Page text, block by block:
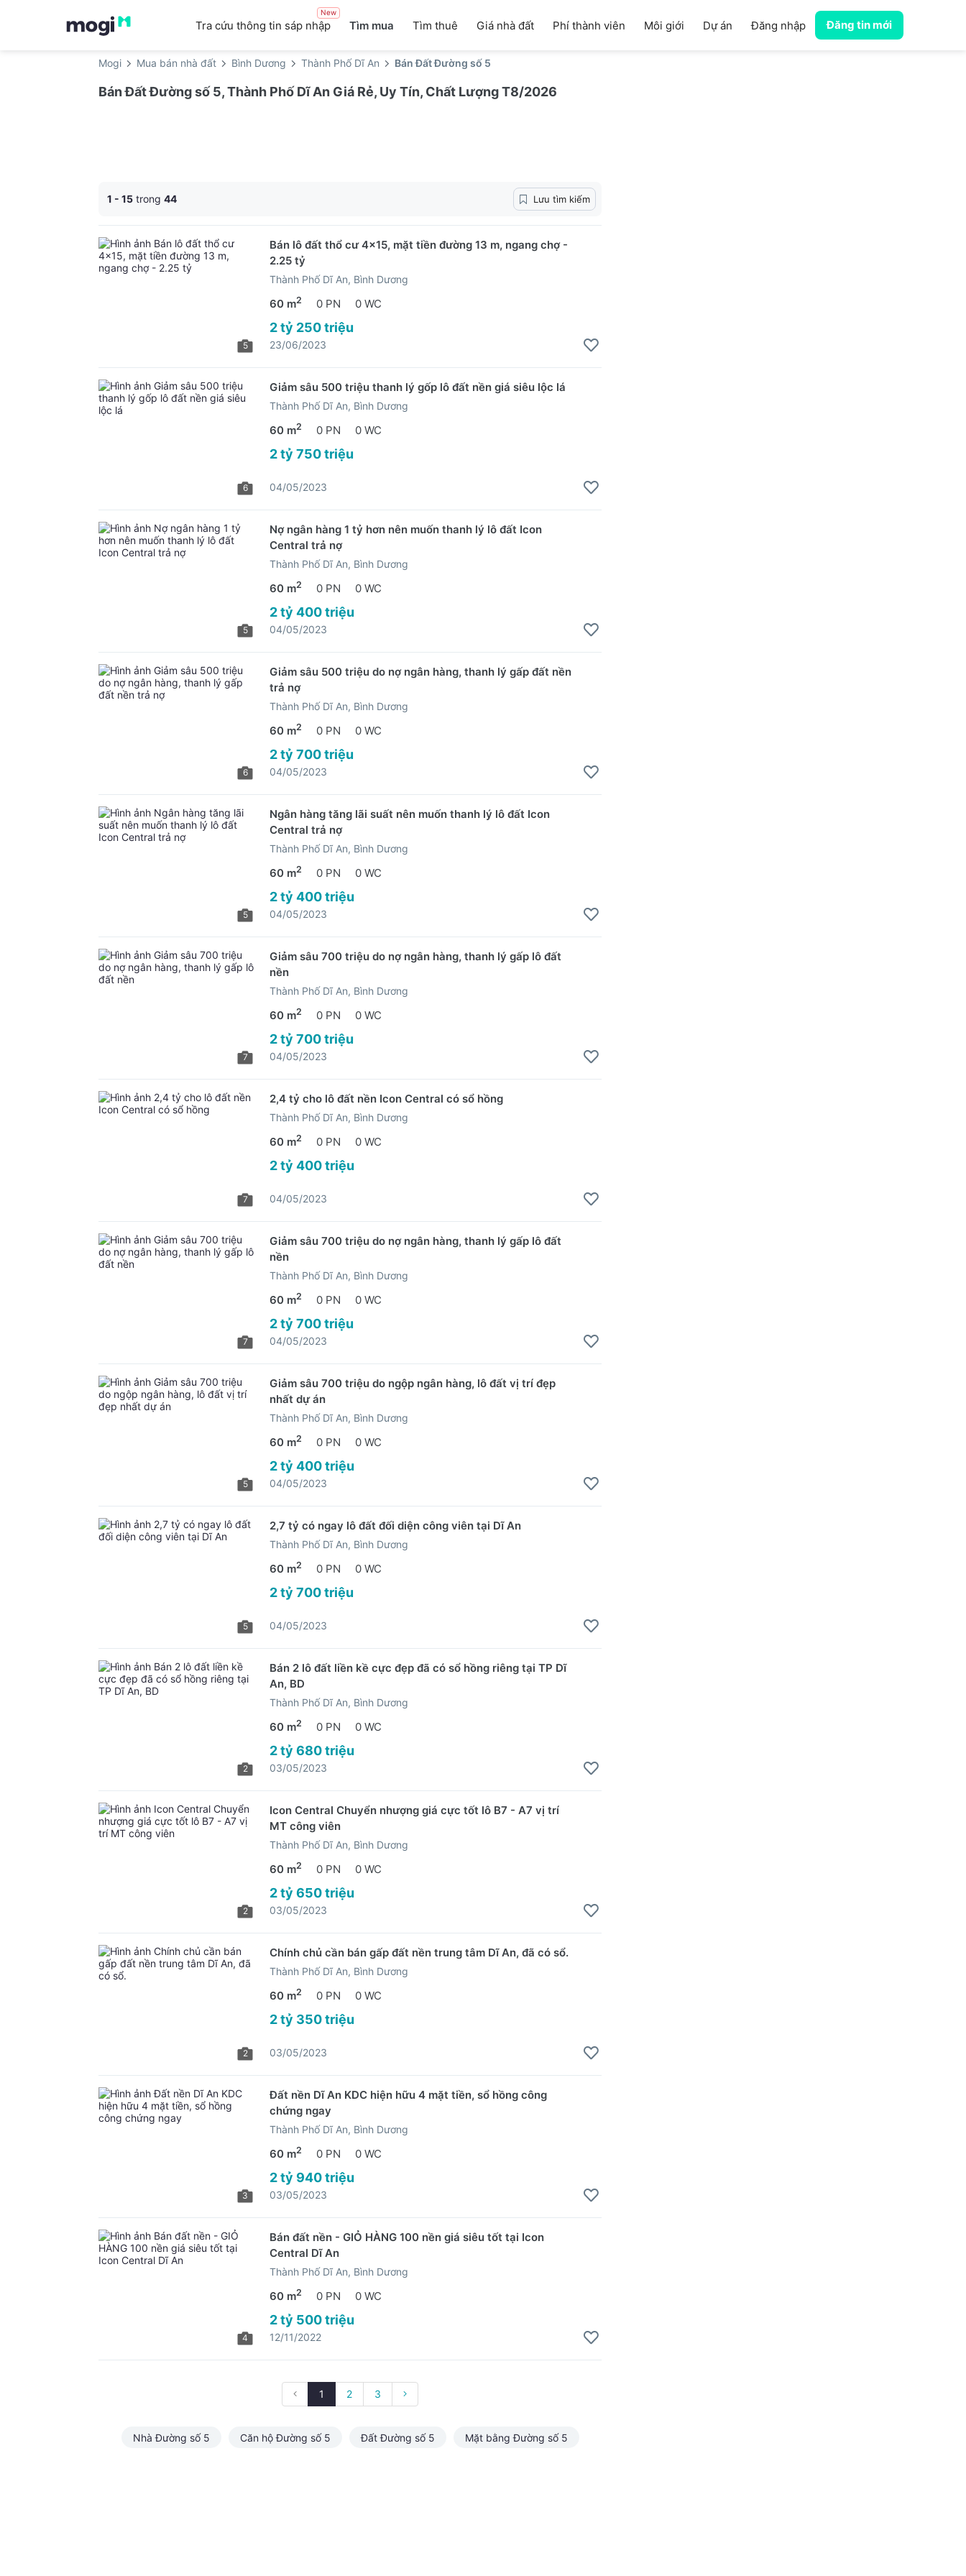
Tra cứu thông tin sáp nhập
New
Tìm mua Tìm thuê Giá nhà đất Phí thành viên Môi giới Dự án Đăng nhập Đăng tin mới
Mogi Mua bán nhà đất Bình Dương Thành Phố Dĩ An Bán Đất Đường số 5
Bán Đất Đường số 5, Thành Phố Dĩ An Giá Rẻ, Uy Tín, Chất Lượng T8/2026
1 - 15 trong 44 Lưu tìm kiếm
5
Bán lô đất thổ cư 4x15, mặt tiền đường 13 m, ngang chợ -
2.25 tỷ
Thành Phố Dĩ An, Bình Dương
60 m2 0 PN 0 WC
2 tỷ 250 triệu
23/06/2023
6
Giảm sâu 500 triệu thanh lý gốp lô đất nền giá siêu lộc lá
Thành Phố Dĩ An, Bình Dương
60 m2 0 PN 0 WC
2 tỷ 750 triệu
04/05/2023
5
Nợ ngân hàng 1 tỷ hơn nên muốn thanh lý lô đất Icon
Central trả nợ
Thành Phố Dĩ An, Bình Dương
60 m2 0 PN 0 WC
2 tỷ 400 triệu
04/05/2023
6
Giảm sâu 500 triệu do nợ ngân hàng, thanh lý gấp đất nền
trả nợ
Thành Phố Dĩ An, Bình Dương
60 m2 0 PN 0 WC
2 tỷ 700 triệu
04/05/2023
5
Ngân hàng tăng lãi suất nên muốn thanh lý lô đất Icon
Central trả nợ
Thành Phố Dĩ An, Bình Dương
60 m2 0 PN 0 WC
2 tỷ 400 triệu
04/05/2023
7
Giảm sâu 700 triệu do nợ ngân hàng, thanh lý gấp lô đất
nền
Thành Phố Dĩ An, Bình Dương
60 m2 0 PN 0 WC
2 tỷ 700 triệu
04/05/2023
7
2,4 tỷ cho lô đất nền Icon Central có sổ hồng
Thành Phố Dĩ An, Bình Dương
60 m2 0 PN 0 WC
2 tỷ 400 triệu
04/05/2023
7
Giảm sâu 700 triệu do nợ ngân hàng, thanh lý gấp lô đất
nền
Thành Phố Dĩ An, Bình Dương
60 m2 0 PN 0 WC
2 tỷ 700 triệu
04/05/2023
5
Giảm sâu 700 triệu do ngộp ngân hàng, lô đất vị trí đẹp
nhất dự án
Thành Phố Dĩ An, Bình Dương
60 m2 0 PN 0 WC
2 tỷ 400 triệu
04/05/2023
5
2,7 tỷ có ngay lô đất đối diện công viên tại Dĩ An
Thành Phố Dĩ An, Bình Dương
60 m2 0 PN 0 WC
2 tỷ 700 triệu
04/05/2023
2
Bán 2 lô đất liền kề cực đẹp đã có sổ hồng riêng tại TP Dĩ
An, BD
Thành Phố Dĩ An, Bình Dương
60 m2 0 PN 0 WC
2 tỷ 680 triệu
03/05/2023
2
Icon Central Chuyển nhượng giá cực tốt lô B7 - A7 vị trí
MT công viên
Thành Phố Dĩ An, Bình Dương
60 m2 0 PN 0 WC
2 tỷ 650 triệu
03/05/2023
2
Chính chủ cần bán gấp đất nền trung tâm Dĩ An, đã có sổ.
Thành Phố Dĩ An, Bình Dương
60 m2 0 PN 0 WC
2 tỷ 350 triệu
03/05/2023
3
Đất nền Dĩ An KDC hiện hữu 4 mặt tiền, sổ hồng công
chứng ngay
Thành Phố Dĩ An, Bình Dương
60 m2 0 PN 0 WC
2 tỷ 940 triệu
03/05/2023
4
Bán đất nền - GIỎ HÀNG 100 nền giá siêu tốt tại Icon
Central Dĩ An
Thành Phố Dĩ An, Bình Dương
60 m2 0 PN 0 WC
2 tỷ 500 triệu
12/11/2022
1 2 3
Nhà Đường số 5 Căn hộ Đường số 5 Đất Đường số 5 Mặt bằng Đường số 5